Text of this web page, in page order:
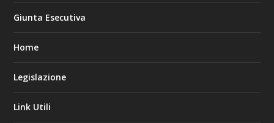
Giunta Esecutiva
Home
Legislazione
Link Utili